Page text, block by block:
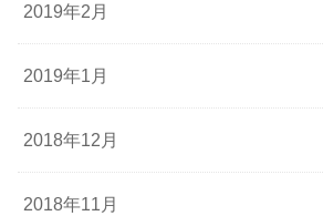
2019年2月
2019年1月
2018年12月
2018年11月